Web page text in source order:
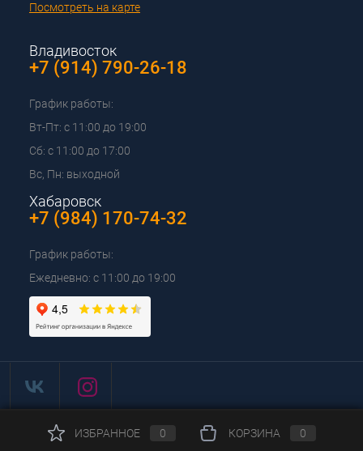
Посмотреть на карте
Владивосток
+7 (914) 790-26-18
График работы:
Вт-Пт: с 11:00 до 19:00
Сб: с 11:00 до 17:00
Вс, Пн: выходной
Хабаровск
+7 (984) 170-74-32
График работы:
Ежедневно: с 11:00 до 19:00
ИЗБРАННОЕ 0 КОРЗИНА 0